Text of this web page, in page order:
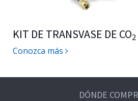
KIT DE TRANSVASE DE CO2
Conozca más
DÓNDE